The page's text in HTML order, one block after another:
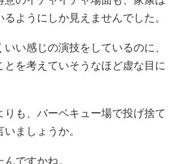
ようにしか見えませんでした。
い感じの演技をしているのに、
とを考えていそうなほど虚な目に
りも、バーベキュー場で投げ捨て
ましょうか。
ですかね。